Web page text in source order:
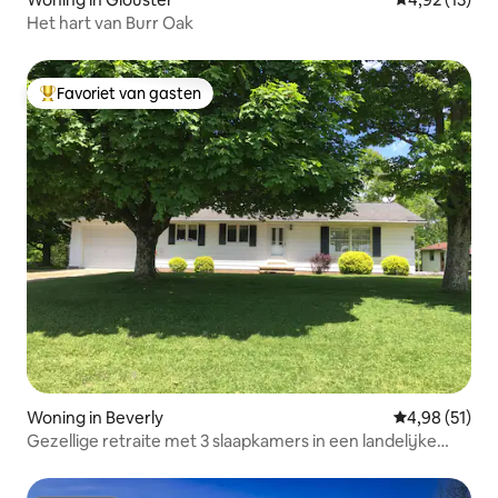
Het hart van Burr Oak
Topfavoriet van gasten
Favoriet van gasten
Woning in Beverly Gemiddelde
4,98 (51)
Gezellige retraite met 3 slaapkamers in een landelijke